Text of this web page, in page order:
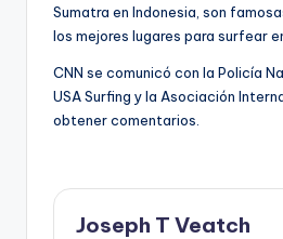
Sumatra en Indonesia, son
los mejores lugares para surfear
CNN se comunicó con la Policía
USA Surfing y la Asociación
obtener comentarios.
Joseph T Veatch